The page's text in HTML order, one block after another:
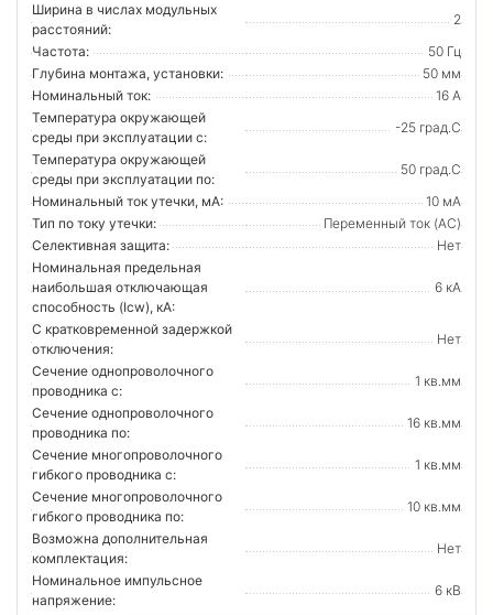
Ширина в числах модульных
расстояний:
2
Частота:
50 Гц
Глубина монтажа, установки:
50 мм
Номинальный ток:
16 А
Температура окружающей
среды при эксплуатации с:
-25 град.C
Температура окружающей
cреды при эксплуатации по:
50 град.C
Номинальный ток утечки, мА:
10 мА
Тип по току утечки:
Переменный ток (AC)
Селективная защита:
Нет
Номинальная предельная
наибольшая отключающая
способность (Icw), кА:
6 кА
С кратковременной задержкой
отключения:
Нет
Сечение однопроволочного
проводника с:
1 кв.мм
Сечение однопроволочного
проводника по:
16 кв.мм
Сечение многопроволочного
гибкого проводника с:
1 кв.мм
Сечение многопроволочного
гибкого проводника по:
10 кв.мм
Возможна дополнительная
комплектация:
Нет
Номинальное импульсное
напряжение:
6 кВ